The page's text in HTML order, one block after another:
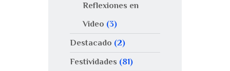
Reflexiones en
Video (3)
Destacado (2)
Festividades (81)